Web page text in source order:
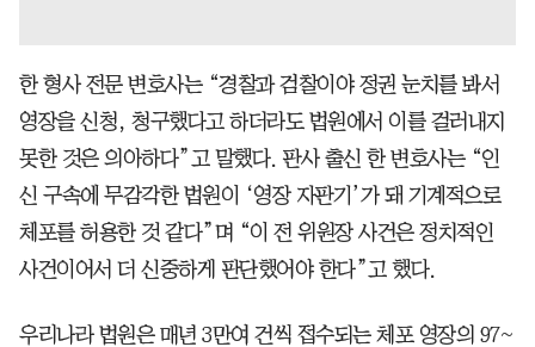
한 형사 전문 변호사는 “경찰과 검찰이야 정권 눈치를 봐서
영장을 신청, 청구했다고 하더라도 법원에서 이를 걸러내지
못한 것은 의아하다”고 말했다. 판사 출신 한 변호사는 “인
신 구속에 무감각한 법원이 ‘영장 자판기’가 돼 기계적으로
체포를 허용한 것 같다”며 “이 전 위원장 사건은 정치적인
사건이어서 더 신중하게 판단했어야 한다”고 했다.
우리나라 법원은 매년 3만여 건씩 접수되는 체포 영장의 97~